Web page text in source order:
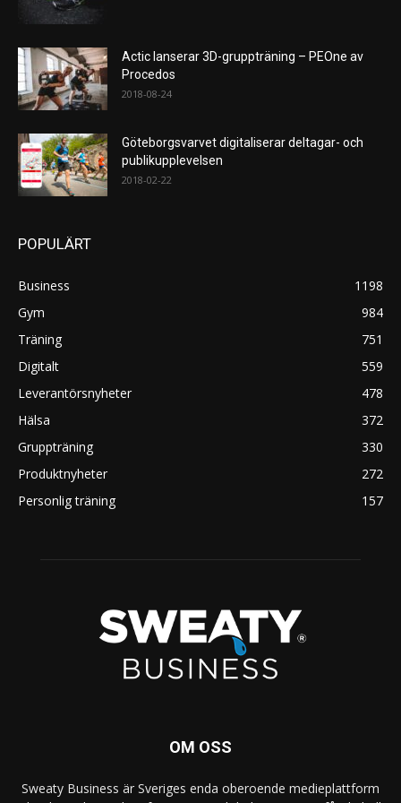
Actic lanserar 3D-gruppträning – PEOne av
Procedos
2018-08-24
Göteborgsvarvet digitaliserar deltagar- och
publikupplevelsen
2018-02-22
POPULÄRT
Business
1198
Gym
984
Träning
751
Digitalt
559
Leverantörsnyheter
478
Hälsa
372
Gruppträning
330
Produktnyheter
272
Personlig träning
157
OM OSS
Sweaty Business är Sveriges enda oberoende medieplattform